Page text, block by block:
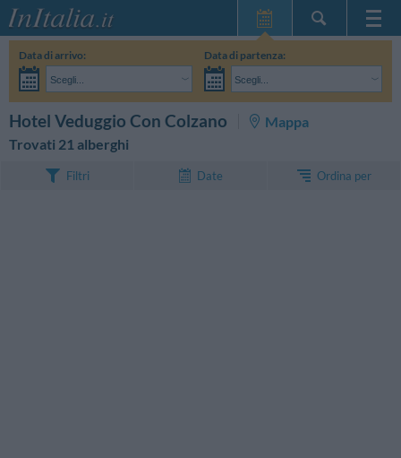
Home Page
Le mie Prenotazioni
InItalia Club
Lingua
Data di arrivo:
Scegli...
Data di partenza:
Scegli...
Hotel Veduggio Con Colzano
Mappa
Trovati 21 alberghi
Filtri Date Ordina per